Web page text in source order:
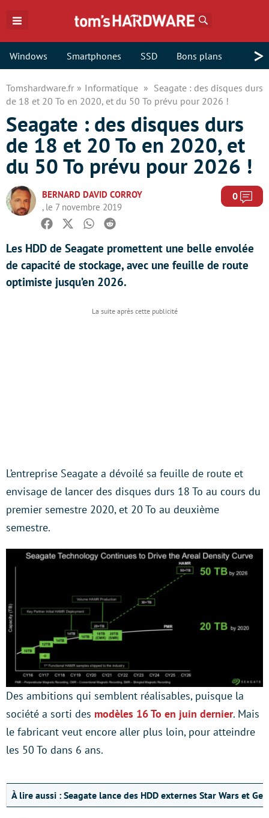
Windows Smartphones SSD Bons plans >
Tomshardware.fr Informatique
Seagate : des disques durs
de 18 et 20 To en 2020, et du 50 To prévu pour 2026 !
Seagate : des disques durs
de 18 et 20 To en 2020, et
du 50 To prévu pour 2026 !
BERNARD DAVID CORROY
, le 7 novembre 2019
0
Facebook
TwitterWhatsapp
Reddit
Les HDD de Seagate promettent une belle envolée
de capacité de stockage, avec une feuille de route
optimiste jusqu’en 2026.
L’entreprise Seagate a dévoilé sa feuille de route et
envisage de lancer des disques durs 18 To au cours du
premier semestre 2020, et 20 To au deuxième
semestre.
Des ambitions qui semblent réalisables, puisque la
société a sorti des modèles 16 To en juin dernier. Mais
le fabricant veut encore aller plus loin, pour atteindre
les 50 To dans 6 ans.
À lire aussi : Seagate lance des HDD externes Star Wars et